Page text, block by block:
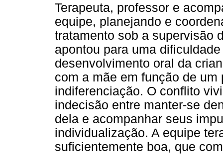
Terapeuta, professor e
equipe, planejando e
tratamento sob a supervisão
apontou para uma
desenvolvimento oral da
com a mãe em função de
indiferenciação. O conflito
indecisão entre manter-se
dela e acompanhar seus
individualização. A equipe
suficientemente boa, que